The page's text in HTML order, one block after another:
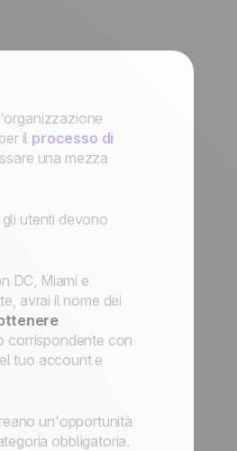
il processo di
una mezza
gli utenti devono
DC, Miami e
avrai il nome dei
corrispondente con
tuo account e
un'opportunità
obbligatoria.